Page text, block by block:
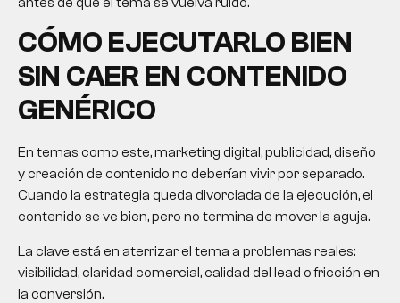
CÓMO EJECUTARLO BIEN
SIN CAER EN CONTENIDO
GENÉRICO
En temas como este, marketing digital, publicidad, diseño
y creación de contenido no deberían vivir por separado.
Cuando la estrategia queda divorciada de la ejecución, el
contenido se ve bien, pero no termina de mover la aguja.
La clave está en aterrizar el tema a problemas reales:
visibilidad, claridad comercial, calidad del lead o fricción en
la conversión.